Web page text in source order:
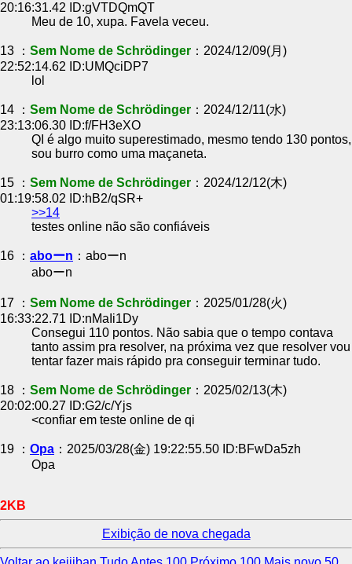
20:16:31.42 ID:gVTDQmQT
Meu de 10, xupa. Favela veceu.
13 ： Sem Nome de Schrödinger ：2024/12/09(月)
22:52:14.62 ID:UMQciDP7
lol
14 ： Sem Nome de Schrödinger ：2024/12/11(水)
23:13:06.30 ID:f/FH3eXO
QI é algo muito superestimado, mesmo tendo 130 pontos,
sou burro como uma maçaneta.
15 ： Sem Nome de Schrödinger ：2024/12/12(木)
01:19:58.02 ID:hB2/qSR+
>>14
testes online não são confiáveis
16 ： aboーn ：aboーn
aboーn
17 ： Sem Nome de Schrödinger ：2025/01/28(火)
16:33:22.71 ID:nMaIi1Dy
Consegui 110 pontos. Não sabia que o tempo contava
tanto assim pra resolver, na próxima vez que resolver vou
tentar fazer mais rápido pra conseguir terminar tudo.
18 ： Sem Nome de Schrödinger ：2025/02/13(木)
20:02:00.27 ID:G2/c/Yjs
<confiar em teste online de qi
19 ： Opa ：2025/03/28(金) 19:22:55.50 ID:BFwDa5zh
Opa
2KB
Exibição de nova chegada